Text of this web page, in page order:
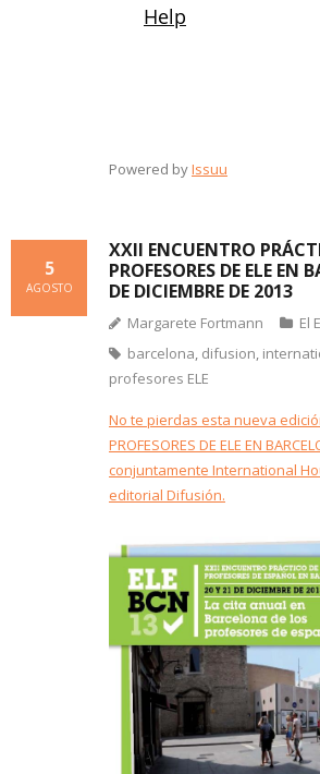
Powered byIssuu
XXII ENCUENTRO
PROFESORES DE ELE EN
DE DICIEMBRE DE 2013
5
AGOSTO
Margarete Fortmann
El
barcelona, difusion,
profesores ELE
No te pierdas esta nueva
PROFESORES DE ELE EN
conjuntamente International
editorial Difusión.